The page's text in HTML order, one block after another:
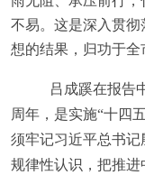
不易。这是深入贯
想的结果，归功于全
吕成蹊在报告
周年，是实施“十四
须牢记习近平总书
规律性认识，把推